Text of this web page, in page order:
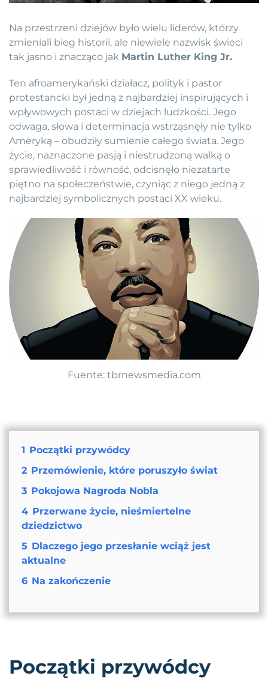
Na przestrzeni dziejów było wielu liderów, którzy
zmieniali bieg historii, ale niewiele nazwisk świeci
tak jasno i znacząco jak Martin Luther King Jr.
Ten afroamerykański działacz, polityk i pastor
protestancki był jedną z najbardziej inspirujących i
wpływowych postaci w dziejach ludzkości. Jego
odwaga, słowa i determinacja wstrząsnęły nie tylko
Ameryką – obudziły sumienie całego świata. Jego
życie, naznaczone pasją i niestrudzoną walką o
sprawiedliwość i równość, odcisnęło niezatarte
piętno na społeczeństwie, czyniąc z niego jedną z
najbardziej symbolicznych postaci XX wieku.
Fuente: tbrnewsmedia.com
1 Początki przywódcy
2 Przemówienie, które poruszyło świat
3 Pokojowa Nagroda Nobla
4 Przerwane życie, nieśmiertelne
dziedzictwo
5 Dlaczego jego przesłanie wciąż jest
aktualne
6 Na zakończenie
Początki przywódcy